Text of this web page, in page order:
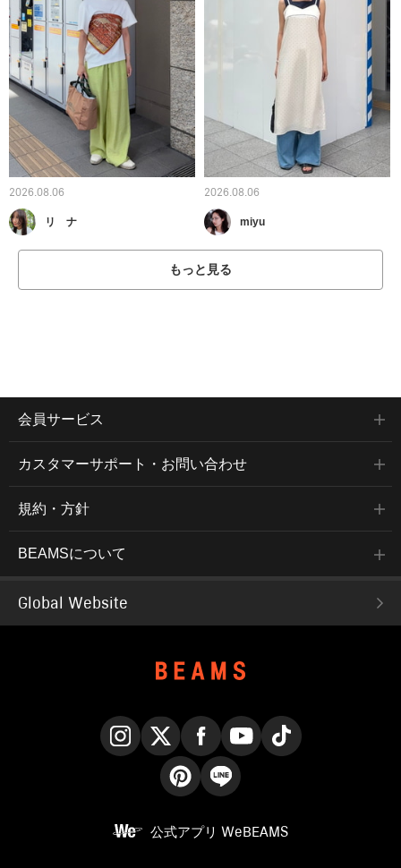
2026.08.06
リ ナ
2026.08.06
miyu
もっと見る
会員サービス
カスタマーサポート・お問い合わせ
規約・方針
BEAMSについて
Global Website
公式アプリ WeBEAMS